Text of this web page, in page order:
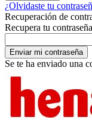
¿Olvidaste tu
Recuperación de
Recupera tu contraseña
Se te ha enviado una